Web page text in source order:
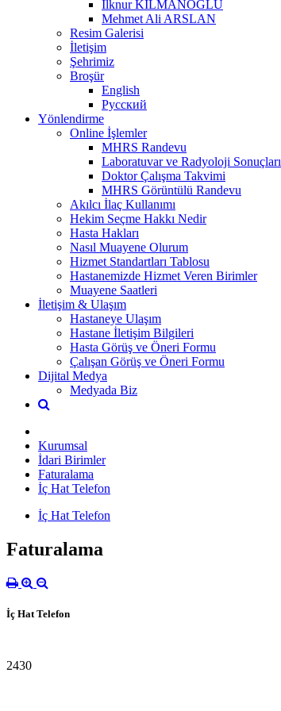
İlknur KILMANOĞLU
Mehmet Ali ARSLAN
Resim Galerisi
İletişim
Şehrimiz
Broşür
English
Русский
Yönlendirme
Online İşlemler
MHRS Randevu
Laboratuvar ve Radyoloji Sonuçları
Doktor Çalışma Takvimi
MHRS Görüntülü Randevu
Akılcı İlaç Kullanımı
Hekim Seçme Hakkı Nedir
Hasta Hakları
Nasıl Muayene Olurum
Hizmet Standartları Tablosu
Hastanemizde Hizmet Veren Birimler
Muayene Saatleri
İletişim & Ulaşım
Hastaneye Ulaşım
Hastane İletişim Bilgileri
Hasta Görüş ve Öneri Formu
Çalışan Görüş ve Öneri Formu
Dijital Medya
Medyada Biz
Kurumsal
İdari Birimler
Faturalama
İç Hat Telefon
İç Hat Telefon
Faturalama
İç Hat Telefon
2430